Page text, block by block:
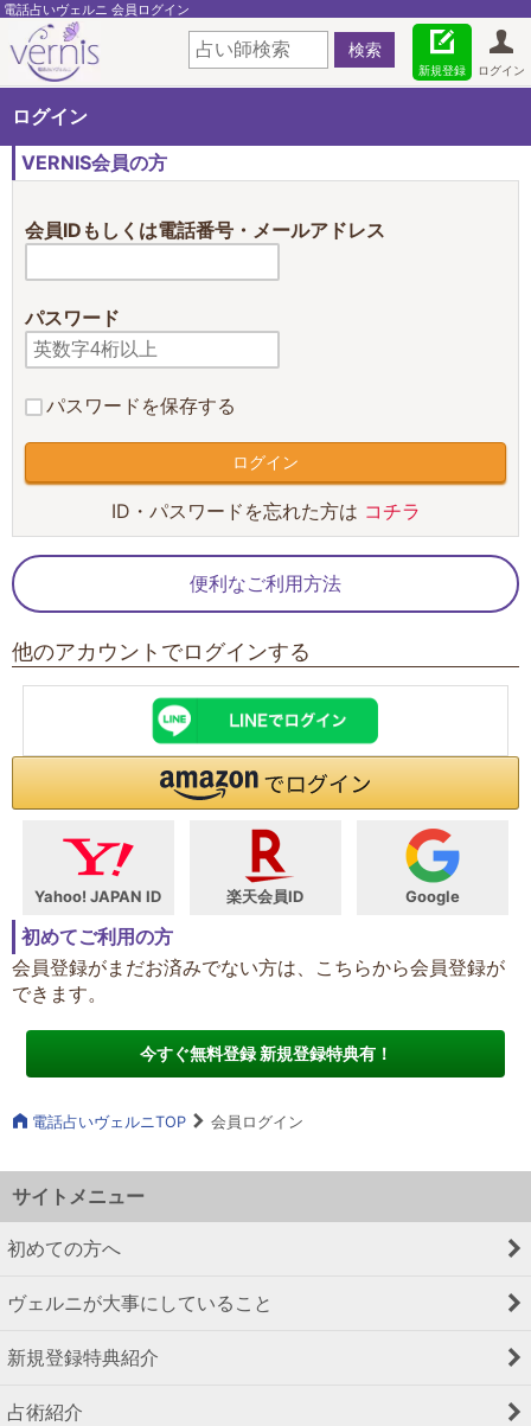
電話占いヴェルニ 会員ログイン
ログイン
新規登録
ログイン
VERNIS会員の方
会員IDもしくは電話番号・メールアドレス
パスワード
パスワードを保存する
ID・パスワードを忘れた方は コチラ
便利なご利用方法
他のアカウントでログインする
Yahoo! JAPAN ID 楽天会員ID Google
初めてご利用の方
会員登録がまだお済みでない方は、こちらから会員登録が
できます。
今すぐ無料登録 新規登録特典有！
電話占いヴェルニTOP 会員ログイン
サイトメニュー
初めての方へ
ヴェルニが大事にしていること
新規登録特典紹介
占術紹介